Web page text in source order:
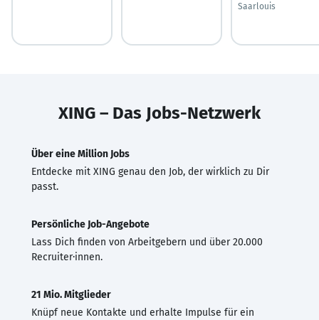
Saarlouis
XING – Das Jobs-Netzwerk
Über eine Million Jobs
Entdecke mit XING genau den Job, der wirklich zu Dir
passt.
Persönliche Job-Angebote
Lass Dich finden von Arbeitgebern und über 20.000
Recruiter·innen.
21 Mio. Mitglieder
Knüpf neue Kontakte und erhalte Impulse für ein